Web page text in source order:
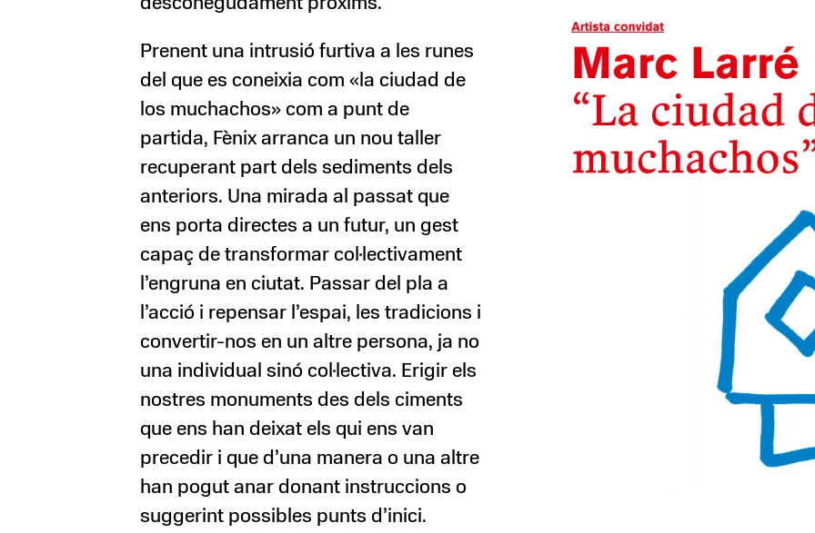
desconegudament pròxims.
Prenent una intrusió furtiva a les runes
del que es coneixia com «la ciudad de
los muchachos» com a punt de
partida, Fènix arranca un nou taller
recuperant part dels sediments dels
anteriors. Una mirada al passat que
ens porta directes a un futur, un gest
capaç de transformar col·lectivament
l’engruna en ciutat. Passar del pla a
l’acció i repensar l’espai, les tradicions i
convertir-nos en un altre persona, ja no
una individual sinó col·lectiva. Erigir els
nostres monuments des dels ciments
que ens han deixat els qui ens van
precedir i que d’una manera o una altre
han pogut anar donant instruccions o
suggerint possibles punts d’inici.